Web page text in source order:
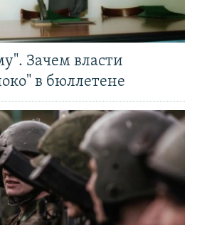
Зачем власти
в бюллетене